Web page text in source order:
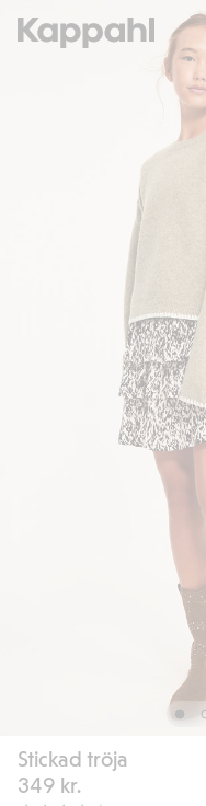
Stickad tröja
349 kr.